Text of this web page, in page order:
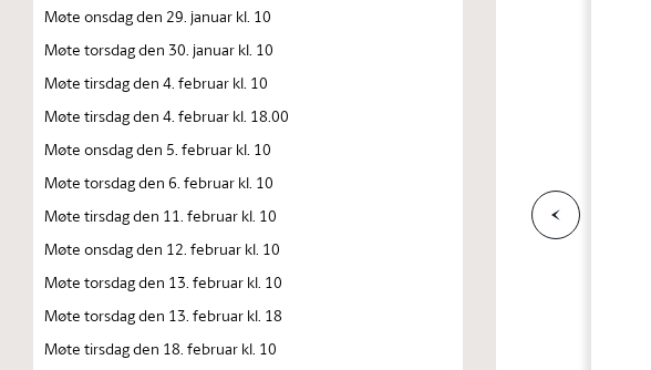
Møte onsdag den 29. januar kl. 10
Møte torsdag den 30. januar kl. 10
Møte tirsdag den 4. februar kl. 10
Møte tirsdag den 4. februar kl. 18.00
Møte onsdag den 5. februar kl. 10
Møte torsdag den 6. februar kl. 10
Møte tirsdag den 11. februar kl. 10
Møte onsdag den 12. februar kl. 10
Møte torsdag den 13. februar kl. 10
Møte torsdag den 13. februar kl. 18
Møte tirsdag den 18. februar kl. 10
F
o
rr
i
g
e
s
i
de